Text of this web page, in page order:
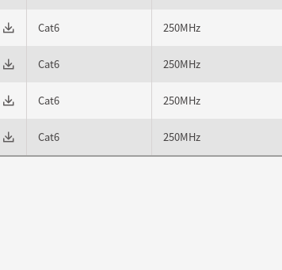
Cat6 250MHz
Cat6 250MHz
Cat6 250MHz
Cat6 250MHz